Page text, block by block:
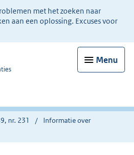
met het zoeken naar
aan een oplossing. Excuses voor
Menu
nr. 231
Informatie over